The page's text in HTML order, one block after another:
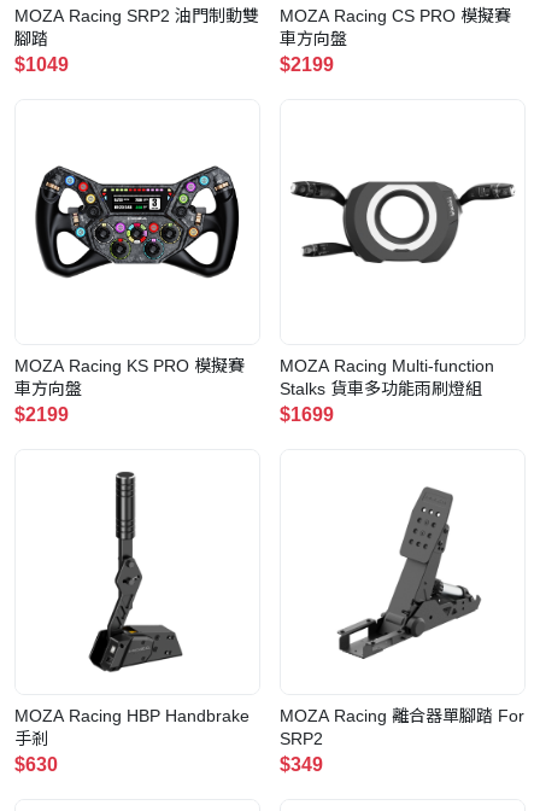
MOZA Racing SRP2 油門制動雙
腳踏
$1049
MOZA Racing CS PRO 模擬賽
車方向盤
$2199
MOZA Racing KS PRO 模擬賽
車方向盤
$2199
MOZA Racing Multi-function
Stalks 貨車多功能雨刷燈組
$1699
MOZA Racing HBP Handbrake
手剎
$630
MOZA Racing 離合器單腳踏 For
SRP2
$349